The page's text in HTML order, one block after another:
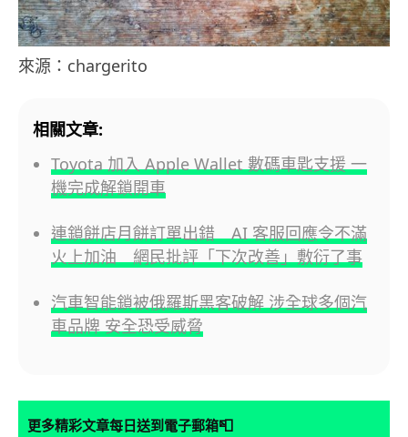
來源：chargerito
相關文章:
Toyota 加入 Apple Wallet 數碼車匙支援 一
機完成解鎖開車
連鎖餅店月餅訂單出錯 AI 客服回應令不滿
火上加油 網民批評「下次改善」敷衍了事
汽車智能鎖被俄羅斯黑客破解 涉全球多個汽
車品牌 安全恐受威脅
更多精彩文章每日送到電子郵箱📮